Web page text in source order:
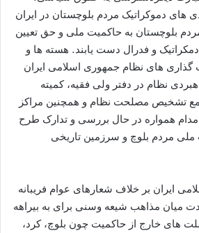
ھای دموکراتیک مردم بلوچستان در ایران
بلوچستان به حاکمیت ملی و حق تعیین
و فدرال دست یابند. ھسته ھا و
ھای نظام جمھوری اسلامی ایران
نظام در دفتر ولی فقیه، کمیته
تشخیص مصلحت نظام و ھمچنین مراکز
همواره در حال بررسی و تدارک طرح
مردم بلوچ و سرزمین تاریخی
ایران بر خلاف شعارھای عوام فریبانه
میان مذاهب شیعه وسنی برای به بیراهه
های خارج از حاکمیت چون بلوچ، کرد،